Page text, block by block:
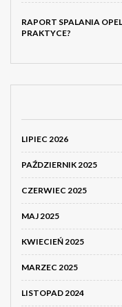
RAPORT SPALANIA
PRAKTYCE?
LIPIEC 2026
PAŹDZIERNIK 2025
CZERWIEC 2025
MAJ 2025
KWIECIEŃ 2025
MARZEC 2025
LISTOPAD 2024